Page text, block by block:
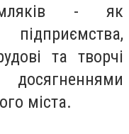
- як
та творчі
досягненнями
міста.